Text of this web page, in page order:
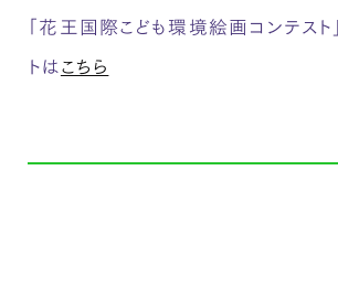
「花王国際こども環境絵画コンテスト
トはこちら